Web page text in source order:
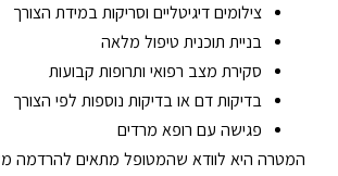
צילומים דיגיטליים וסריקות במידת הצורך
בניית תוכנית טיפול מלאה
סקירת מצב רפואי ותרופות קבועות
בדיקות דם או בדיקות נוספות לפי הצורך
פגישה עם רופא מרדים
המטרה היא לוודא שהמטופל מתאים להרדמה